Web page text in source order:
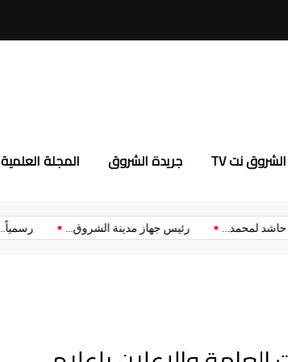
الشروق نت TV جريدة الشروق المجلة العلمية
رئيس جهاز مدينة الشروق... جماهيري حاشد لمحمد...